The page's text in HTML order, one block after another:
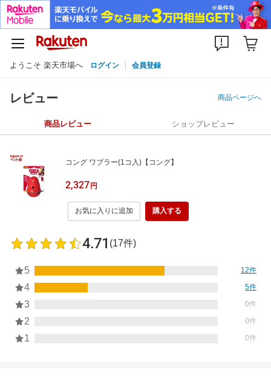
ようこそ 楽天市場へ ログイン 会員登録
レビュー 商品ページへ
商品レビュー ショップレビュー
コング ワブラー(1コ入)【コング】
2,327円
お気に入りに追加 購入する
4.71 (17件)
5 12件
4 5件
3 0件
2 0件
1 0件